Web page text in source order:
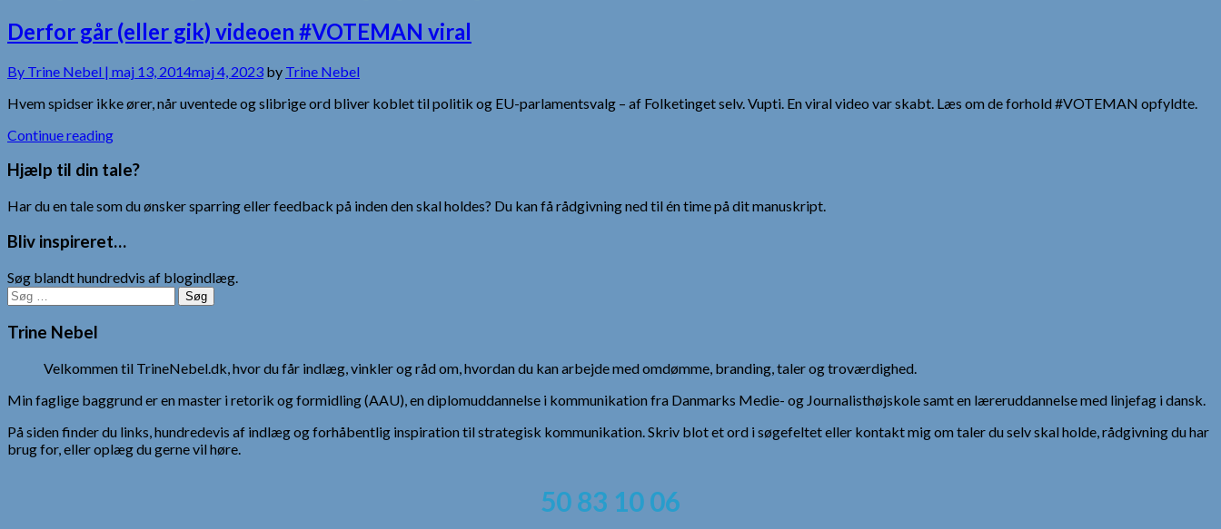
Derfor går (eller gik) videoen #VOTEMAN viral
By Trine Nebel | maj 13, 2014maj 4, 2023 by Trine Nebel
Hvem spidser ikke ører, når uventede og slibrige ord bliver koblet til politik og EU-parlamentsvalg – af Folketinget selv. Vupti. En viral video var skabt. Læs om de forhold #VOTEMAN opfyldte.
Continue reading
Hjælp til din tale?
Har du en tale som du ønsker sparring eller feedback på inden den skal holdes? Du kan få rådgivning ned til én time på dit manuskript.
Bliv inspireret…
Søg blandt hundredvis af blogindlæg.
Søg
efter:
Trine Nebel
Velkommen til TrineNebel.dk, hvor du får indlæg, vinkler og råd om, hvordan du kan arbejde med omdømme, branding, taler og troværdighed.
Min faglige baggrund er en master i retorik og formidling (AAU), en diplomuddannelse i kommunikation fra Danmarks Medie- og Journalisthøjskole samt en læreruddannelse med linjefag i dansk.
På siden finder du links, hundredevis af indlæg og forhåbentlig inspiration til strategisk kommunikation. Skriv blot et ord i søgefeltet eller kontakt mig om taler du selv skal holde, rådgivning du har
brug for, eller oplæg du gerne vil høre.
50 83 10 06